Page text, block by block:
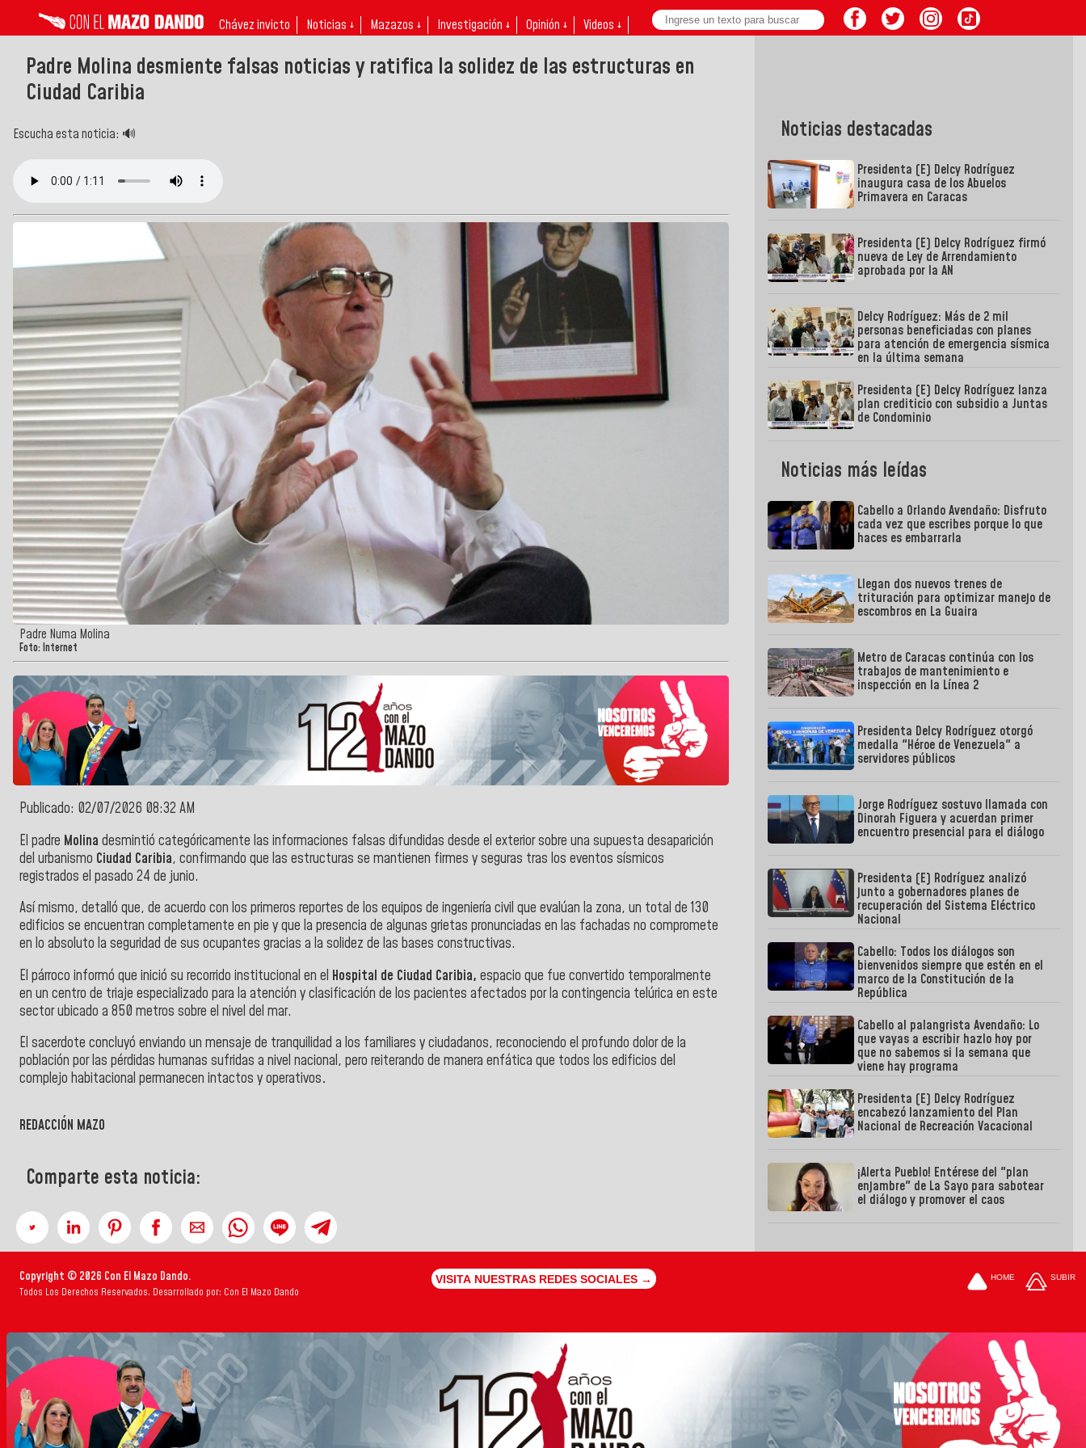
Chávez invicto Noticias ↓ Mazazos ↓ Investigación ↓ Opinión ↓ Videos ↓
Padre Molina desmiente falsas noticias y ratifica la solidez de las estructuras en
Ciudad Caribia
Escucha esta noticia: 🔊
Padre Numa Molina
Foto: Internet
Publicado: 02/07/2026 08:32 AM
El padre Molina desmintió categóricamente las informaciones falsas difundidas desde el exterior sobre una supuesta desaparición
del urbanismo Ciudad Caribia, confirmando que las estructuras se mantienen firmes y seguras tras los eventos sísmicos
registrados el pasado 24 de junio.
Así mismo, detalló que, de acuerdo con los primeros reportes de los equipos de ingeniería civil que evalúan la zona, un total de 130
edificios se encuentran completamente en pie y que la presencia de algunas grietas pronunciadas en las fachadas no compromete
en lo absoluto la seguridad de sus ocupantes gracias a la solidez de las bases constructivas.
El párroco informó que inició su recorrido institucional en el Hospital de Ciudad Caribia, espacio que fue convertido temporalmente
en un centro de triaje especializado para la atención y clasificación de los pacientes afectados por la contingencia telúrica en este
sector ubicado a 850 metros sobre el nivel del mar.
El sacerdote concluyó enviando un mensaje de tranquilidad a los familiares y ciudadanos, reconociendo el profundo dolor de la
población por las pérdidas humanas sufridas a nivel nacional, pero reiterando de manera enfática que todos los edificios del
complejo habitacional permanecen intactos y operativos.
REDACCIÓN MAZO
Comparte esta noticia:
Noticias destacadas
Presidenta (E) Delcy Rodríguez
inaugura casa de los Abuelos
Primavera en Caracas
Presidenta (E) Delcy Rodríguez firmó
nueva de Ley de Arrendamiento
aprobada por la AN
Delcy Rodríguez: Más de 2 mil
personas beneficiadas con planes
para atención de emergencia sísmica
en la última semana
Presidenta (E) Delcy Rodríguez lanza
plan crediticio con subsidio a Juntas
de Condominio
Noticias más leídas
Cabello a Orlando Avendaño: Disfruto
cada vez que escribes porque lo que
haces es embarrarla
Llegan dos nuevos trenes de
trituración para optimizar manejo de
escombros en La Guaira
Metro de Caracas continúa con los
trabajos de mantenimiento e
inspección en la Línea 2
Presidenta Delcy Rodríguez otorgó
medalla "Héroe de Venezuela" a
servidores públicos
Jorge Rodríguez sostuvo llamada con
Dinorah Figuera y acuerdan primer
encuentro presencial para el diálogo
Presidenta (E) Rodríguez analizó
junto a gobernadores planes de
recuperación del Sistema Eléctrico
Nacional
Cabello: Todos los diálogos son
bienvenidos siempre que estén en el
marco de la Constitución de la
República
Cabello al palangrista Avendaño: Lo
que vayas a escribir hazlo hoy por
que no sabemos si la semana que
viene hay programa
Presidenta (E) Delcy Rodríguez
encabezó lanzamiento del Plan
Nacional de Recreación Vacacional
¡Alerta Pueblo! Entérese del "plan
enjambre" de La Sayo para sabotear
el diálogo y promover el caos
Copyright © 2026 Con El Mazo Dando.
Todos Los Derechos Reservados. Desarrollado por: Con El Mazo Dando
VISITA NUESTRAS REDES SOCIALES → HOME SUBIR